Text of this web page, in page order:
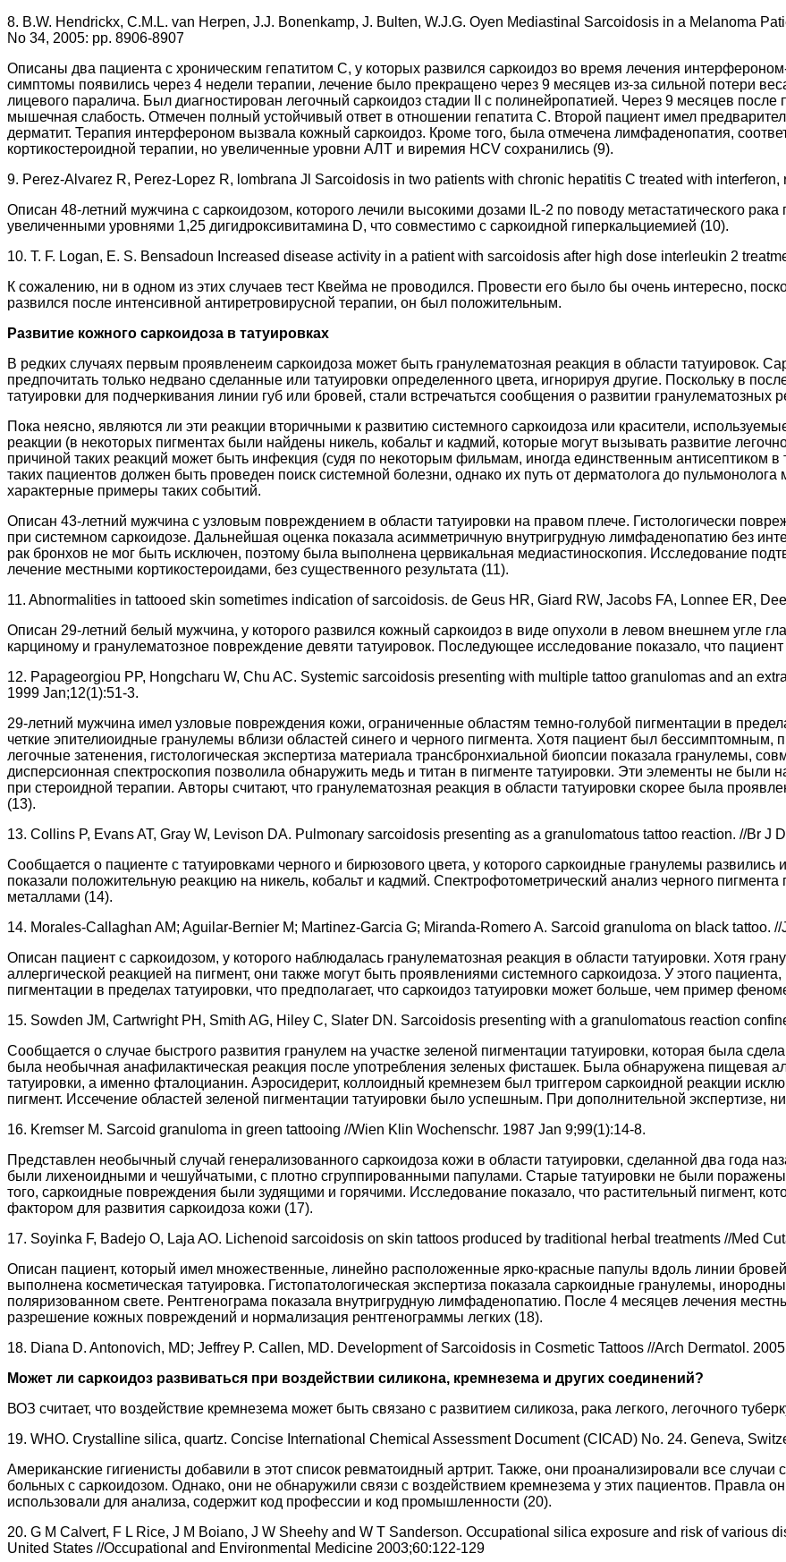
8. B.W. Hendrickx, C.M.L. van Herpen, J.J. Bonenkamp, J. Bulten, W.J.G. Oyen Mediastinal Sarcoidosis in a Melanoma
No 34, 2005: pp. 8906-8907
Описаны два пациента с хроническим гепатитом С, у которых развился саркоидоз во время лечения
симптомы появились через 4 недели терапии, лечение было прекращено через 9 месяцев из-за сильной потери
лицевого паралича. Был диагностирован легочный саркоидоз стадии II с полинейропатией. Через 9 месяцев
мышечная слабость. Отмечен полный устойчивый ответ в отношении гепатита С. Второй пациент имел
дерматит. Терапия интерфероном вызвала кожный саркоидоз. Кроме того, была отмечена лимфаденопатия,
кортикостероидной терапии, но увеличенные уровни АЛТ и виремия HCV сохранились (9).
9. Perez-Alvarez R, Perez-Lopez R, lombrana Jl Sarcoidosis in two patients with chronic hepatitis C treated with
Описан 48-летний мужчина с саркоидозом, которого лечили высокими дозами IL-2 по поводу метастатического рака
увеличенными уровнями 1,25 дигидроксивитамина D, что совместимо с саркоидной гиперкальциемией (10).
10. T. F. Logan, E. S. Bensadoun Increased disease activity in a patient with sarcoidosis after high dose interleukin 2
К сожалению, ни в одном из этих случаев тест Квейма не проводился. Провести его было бы очень интересно,
развился после интенсивной антиретровирусной терапии, он был положительным.
Развитие кожного саркоидоза в татуировках
В редких случаях первым проявленеим саркоидоза может быть гранулематозная реакция в области татуировок.
предпочитать только недвано сделанные или татуировки определенного цвета, игнорируя другие. Поскольку в
татуировки для подчеркивания линии губ или бровей, стали встречатьтся сообщения о развитии гранулематозных
Пока неясно, являются ли эти реакции вторичными к развитию системного саркоидоза или красители,
реакции (в некоторых пигментах были найдены никель, кобальт и кадмий, которые могут вызывать развитие
причиной таких реакций может быть инфекция (судя по некоторым фильмам, иногда единственным антисептиком
таких пациентов должен быть проведен поиск системной болезни, однако их путь от дерматолога до
характерные примеры таких событий.
Описан 43-летний мужчина с узловым повреждением в области татуировки на правом плече. Гистологически
при системном саркоидозе. Дальнейшая оценка показала асимметричную внутригрудную лимфаденопатию без
рак бронхов не мог быть исключен, поэтому была выполнена цервикальная медиастиноскопия. Исследование
лечение местными кортикостероидами, без существенного результата (11).
11. Abnormalities in tattooed skin sometimes indication of sarcoidosis. de Geus HR, Giard RW, Jacobs FA, Lonnee ER,
Описан 29-летний белый мужчина, у которого развился кожный саркоидоз в виде опухоли в левом внешнем угле
карциному и гранулематозное повреждение девяти татуировок. Последующее исследование показало, что
12. Papageorgiou PP, Hongcharu W, Chu AC. Systemic sarcoidosis presenting with multiple tattoo granulomas and an
1999 Jan;12(1):51-3.
29-летний мужчина имел узловые повреждения кожи, ограниченные областям темно-голубой пигментации в
четкие эпителиоидные гранулемы вблизи областей синего и черного пигмента. Хотя пациент был бессимптомным,
легочные затенения, гистологическая экспертиза материала трансбронхиальной биопсии показала гранулемы,
дисперсионная спектроскопия позволила обнаружить медь и титан в пигменте татуировки. Эти элементы не
при стероидной терапии. Авторы считают, что гранулематозная реакция в области татуировки скорее была
(13).
13. Collins P, Evans AT, Gray W, Levison DA. Pulmonary sarcoidosis presenting as a granulomatous tattoo reaction. //Br J
Сообщается о пациенте с татуировками черного и бирюзового цвета, у которого саркоидные гранулемы
показали положительную реакцию на никель, кобальт и кадмий. Спектрофотометрический анализ черного пигмента
металлами (14).
14. Morales-Callaghan AM; Aguilar-Bernier M; Martinez-Garcia G; Miranda-Romero A. Sarcoid granuloma on black tattoo.
Описан пациент с саркоидозом, у которого наблюдалась гранулематозная реакция в области татуировки. Хотя
аллергической реакцией на пигмент, они также могут быть проявлениями системного саркоидоза. У этого
пигментации в пределах татуировки, что предполагает, что саркоидоз татуировки может больше, чем пример
15. Sowden JM, Cartwright PH, Smith AG, Hiley C, Slater DN. Sarcoidosis presenting with a granulomatous reaction
Сообщается о случае быстрого развития гранулем на участке зеленой пигментации татуировки, которая была
была необычная анафилактическая реакция после употребления зеленых фисташек. Была обнаружена пищевая
татуировки, а именно фталоцианин. Аэросидерит, коллоидный кремнезем был триггером саркоидной реакции
пигмент. Иссечение областей зеленой пигментации татуировки было успешным. При дополнительной экспертизе,
16. Kremser M. Sarcoid granuloma in green tattooing //Wien Klin Wochenschr. 1987 Jan 9;99(1):14-8.
Представлен необычный случай генерализованного саркоидоза кожи в области татуировки, сделанной два года
были лихеноидными и чешуйчатыми, с плотно сгруппированными папулами. Старые татуировки не были
того, саркоидные повреждения были зудящими и горячими. Исследование показало, что растительный пигмент,
фактором для развития саркоидоза кожи (17).
17. Soyinka F, Badejo O, Laja AO. Lichenoid sarcoidosis on skin tattoos produced by traditional herbal treatments //Med
Описан пациент, который имел множественные, линейно расположенные ярко-красные папулы вдоль линии
выполнена косметическая татуировка. Гистопатологическая экспертиза показала саркоидные гранулемы,
поляризованном свете. Рентгенограма показала внутригрудную лимфаденопатию. После 4 месяцев лечения
разрешение кожных повреждений и нормализация рентгенограммы легких (18).
18. Diana D. Antonovich, MD; Jeffrey P. Callen, MD. Development of Sarcoidosis in Cosmetic Tattoos //Arch Dermatol.
Может ли саркоидоз развиваться при воздействии силикона, кремнезема и других соединений?
ВОЗ считает, что воздействие кремнезема может быть связано с развитием силикоза, рака легкого, легочного
19. WHO. Crystalline silica, quartz. Concise International Chemical Assessment Document (CICAD) No. 24. Geneva,
Американские гигиенисты добавили в этот список ревматоидный артрит. Также, они проанализировали все случаи
больных с саркоидозом. Однако, они не обнаружили связи с воздействием кремнезема у этих пациентов. Правла
использовали для анализа, содержит код профессии и код промышленности (20).
20. G M Calvert, F L Rice, J M Boiano, J W Sheehy and W T Sanderson. Occupational silica exposure and risk of various
United States //Occupational and Environmental Medicine 2003;60:122-129